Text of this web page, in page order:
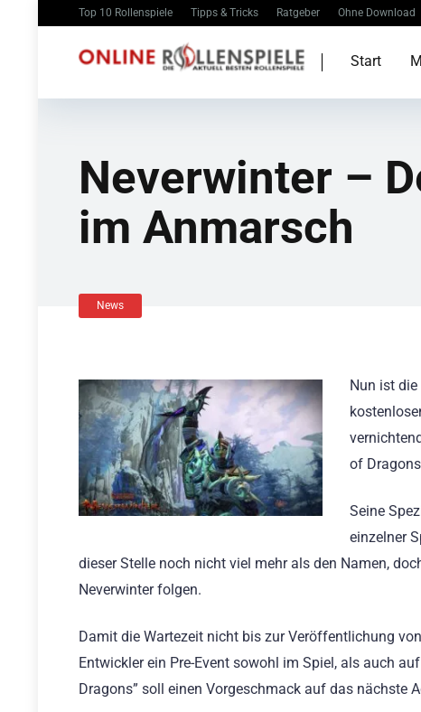
Top 10 Rollenspiele Tipps & Tricks Ratgeber Ohne Download
Start
Neverwinter –
im Anmarsch
News
Nun ist
of
Seine
einzelner
dieser Stelle noch nicht viel mehr als den Namen,
Neverwinter folgen.
Damit die Wartezeit nicht bis zur Veröffentlichung
Entwickler ein Pre-Event sowohl im Spiel, als auch
Dragons” soll einen Vorgeschmack auf das nächste